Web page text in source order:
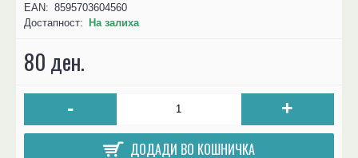
EAN: 8595703604560
Достапност: На залиха
80 ден.
- +
ДОДАДИ ВО КОШНИЧКА